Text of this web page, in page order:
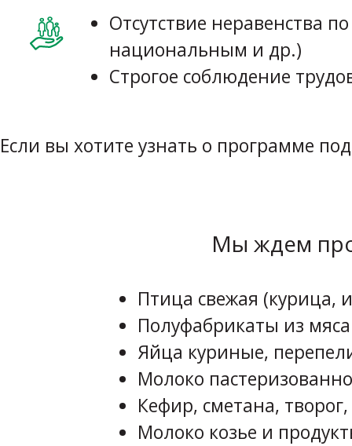
Отсутствие неравенства
национальным и др.)
Строгое соблюдение
Если вы хотите узнать о программе
Мы ждем
Птица свежая (курица,
Полуфабрикаты из
Яйца куриные,
Молоко
Кефир, сметана, творог,
Молоко козье и